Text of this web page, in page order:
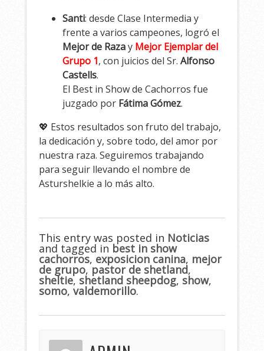
Santi: desde Clase Intermedia y
frente a varios campeones, logró el
Mejor de Razay Mejor Ejemplar del
Grupo 1, con juicios del Sr.Alfonso
Castells.
El Best in Show de Cachorros fue
juzgado por Fátima Gómez.
💖 Estos resultados son fruto del trabajo,
la dedicación y, sobre todo, del amor por
nuestra raza. Seguiremos trabajando
para seguir llevando el nombre de
Asturshelkie a lo más alto.
This entry was posted in Noticias
and tagged in best in show
cachorros, exposicion canina, mejor
de grupo, pastor de shetland,
sheltie, shetland sheepdog, show,
somo,valdemorillo.